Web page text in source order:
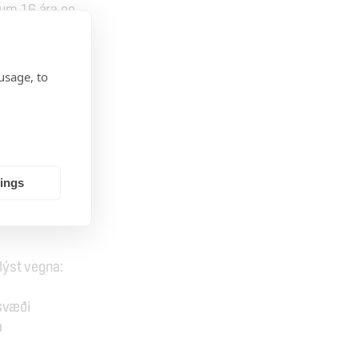
to
16 ára og
utan
við okkur
vegna: